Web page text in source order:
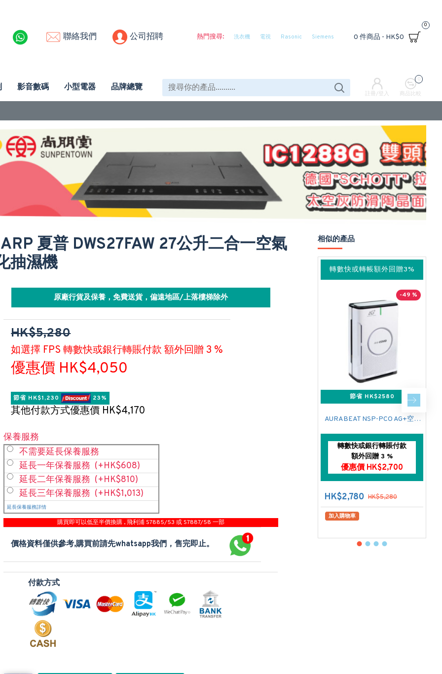
聯絡我們 公司招聘 熱門搜尋: 洗衣機 電視 Rasonic Siemens 0 件商品 - HK$0
0
影音數碼 小型電器 品牌總覽
註冊/登入 商品比較
0
夏普 DWS27FAW 27公升二合一空氣
抽濕機
原廠行貨及保養，免費送貨，偏遠地區/上落樓梯除外
HK$5,280
如選擇 FPS 轉數快或銀行轉賬付款 額外回贈 3 %
優惠價 HK$4,050
節省 HK$1,230 23%
其他付款方式優惠價 HK$4,170
保養服務
不需要延長保養服務
延長一年保養服務 (+HK$608)
延長二年保養服務 (+HK$810)
延長三年保養服務 (+HK$1,013)
延長保養服務詳情
購買即可以低至半價換購 , 飛利浦 S7885/53 或 S7887/58 一部
價格資料僅供參考,購買前請先whatsapp我們，售完即止。
付款方式
相似的產品
轉數快或轉帳額外回贈3%
-49 %
節省 HK$2580
AURABEAT NSP-PCO AG+空氣淨化機
轉數快或銀行轉賬付款
額外回贈 3 %
優惠價 HK$2,700
HK$2,780 HK$5,280
加入購物車